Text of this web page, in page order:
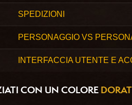
SPEDIZIONI
PERSONAGGIO VS
INTERFACCIA UTENTE E
CON UN COLORE